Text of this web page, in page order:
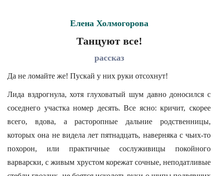
Елена Холмогорова
Танцуют все!
рассказ
Да не ломайте же! Пускай у них руки отсохнут!
Лида вздрогнула, хотя глуховатый шум давно доносился с
соседнего участка номер десять. Все ясно: кричит, скорее
всего, вдова, а расторопные дальние родственницы,
которых она не видела лет пятнадцать, наверняка с чьих-то
похорон, или практичные сослуживицы покойного
варварски, с живым хрустом корежат сочные, неподатливые